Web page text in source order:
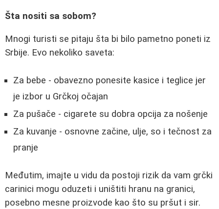
Šta nositi sa sobom?
Mnogi turisti se pitaju šta bi bilo pametno poneti iz
Srbije. Evo nekoliko saveta:
Za bebe - obavezno ponesite kasice i teglice jer
je izbor u Grčkoj očajan
Za pušače - cigarete su dobra opcija za nošenje
Za kuvanje - osnovne začine, ulje, so i tečnost za
pranje
Međutim, imajte u vidu da postoji rizik da vam grčki
carinici mogu oduzeti i uništiti hranu na granici,
posebno mesne proizvode kao što su pršut i sir.